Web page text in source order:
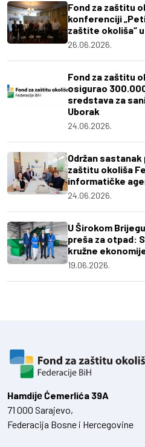
Fond za zaštitu
konferenciji
zaštite okoliša“
26.06.2026.
Fond za zaštitu
osigurao
sredstava za
Uborak
24.06.2026.
Održan
zaštitu okoliša
informatičke
24.06.2026.
U Širokom
preša za otpad:
kružne
19.06.2026.
Hamdiје Ćemerlića 39A
71 000 Sarajevo,
Federacija Bosne i Hercegovine